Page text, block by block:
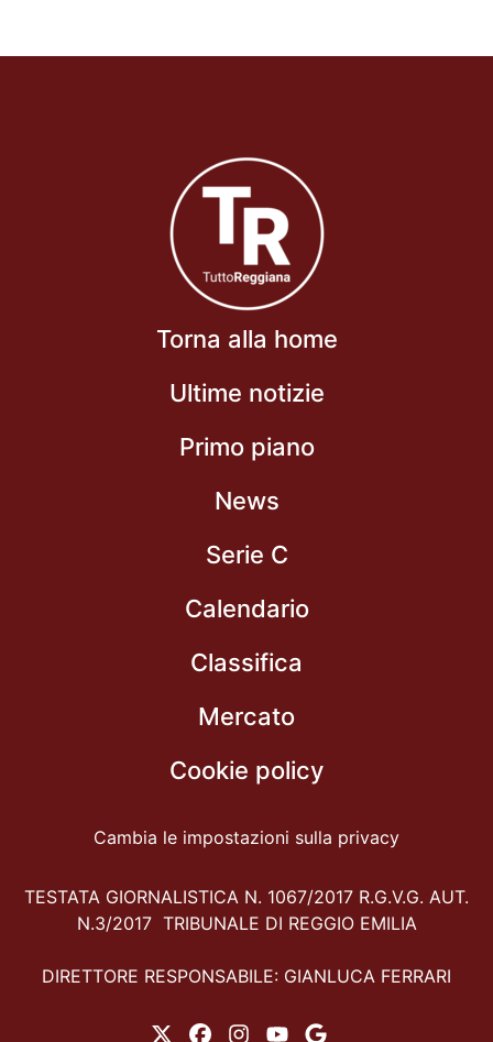
Torna alla home
Ultime notizie
Primo piano
News
Serie C
Calendario
Classifica
Mercato
Cookie policy
Cambia le impostazioni sulla privacy
TESTATA GIORNALISTICA N. 1067/2017 R.G.V.G. AUT.
N.3/2017 TRIBUNALE DI REGGIO EMILIA
DIRETTORE RESPONSABILE: GIANLUCA FERRARI